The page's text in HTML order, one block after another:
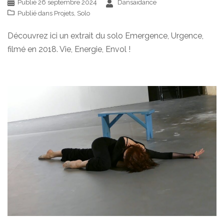
Publié 26 septembre 2024
Dansaidance
Publié dans Projets, Solo
Découvrez ici un extrait du solo Emergence, Urgence,
filmé en 2018. Vie, Energie, Envol !